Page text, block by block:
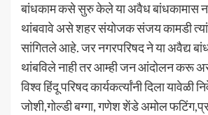
बांधकाम कसे सुरु केले या अवैध बांधकामास
थांबवावे असे शहर संयोजक संजय कामडी
सांगितले आहे. जर नगरपरिषद ने या अवैद्य
थांबविले नाही तर आम्ही जन आंदोलन करू
विश्व हिंदू परिषद कार्यकर्त्यांनी दिला यावेळी
जोशी,गोल्डी बग्गा, गणेश शेंडे अमोल